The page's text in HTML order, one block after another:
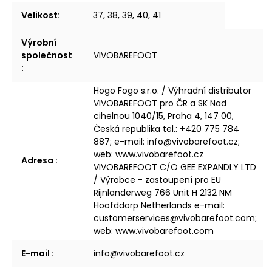
Velikost: 37, 38, 39, 40, 41
Výrobní
společnost
:
VIVOBAREFOOT
Adresa :
Hogo Fogo s.r.o. / Výhradní distributor
VIVOBAREFOOT pro ČR a SK Nad
cihelnou 1040/15, Praha 4, 147 00,
Česká republika tel.: +420 775 784
887; e-mail: info@vivobarefoot.cz;
web: www.vivobarefoot.cz
VIVOBAREFOOT C/O GEE EXPANDLY LTD
/ Výrobce - zastoupení pro EU
Rijnlanderweg 766 Unit H 2132 NM
Hoofddorp Netherlands e-mail:
customerservices@vivobarefoot.com;
web: www.vivobarefoot.com
E-mail : info@vivobarefoot.cz